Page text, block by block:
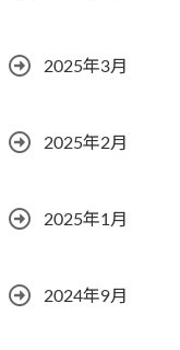
2025年3月
2025年2月
2025年1月
2024年9月